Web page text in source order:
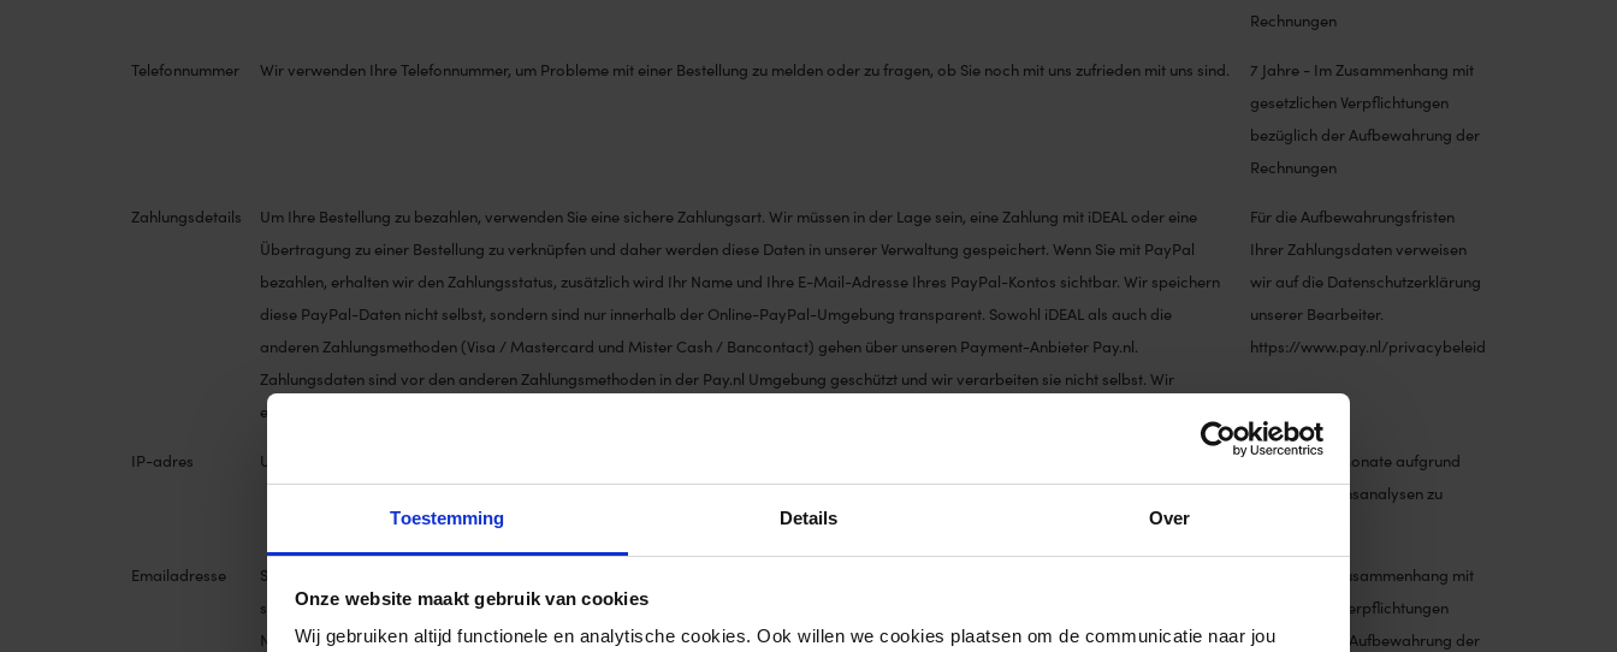
Toestemming Details Over
Onze website maakt gebruik van cookies
Wij gebruiken altijd functionele en analytische cookies. Ook willen we cookies plaatsen om de communicatie naar jou
Rechnungen
Telefonnummer Wir verwenden Ihre Telefonnummer, um Probleme mit einer Bestellung zu melden oder zu fragen, ob Sie noch mit uns zufrieden mit uns sind.
7 Jahre - Im Zusammenhang mit
gesetzlichen Verpflichtungen
bezüglich der Aufbewahrung der
Rechnungen
Zahlungsdetails
Um Ihre Bestellung zu bezahlen, verwenden Sie eine sichere Zahlungsart. Wir müssen in der Lage sein, eine Zahlung mit iDEAL oder eine
Übertragung zu einer Bestellung zu verknüpfen und daher werden diese Daten in unserer Verwaltung gespeichert. Wenn Sie mit PayPal
bezahlen, erhalten wir den Zahlungsstatus, zusätzlich wird Ihr Name und Ihre E-Mail-Adresse Ihres PayPal-Kontos sichtbar. Wir speichern
diese PayPal-Daten nicht selbst, sondern sind nur innerhalb der Online-PayPal-Umgebung transparent. Sowohl iDEAL als auch die
anderen Zahlungsmethoden (Visa / Mastercard und Mister Cash / Bancontact) gehen über unseren Payment-Anbieter Pay.nl.
Zahlungsdaten sind vor den anderen Zahlungsmethoden in der Pay.nl Umgebung geschützt und wir verarbeiten sie nicht selbst. Wir
erhalten nur eine Benachrichtigung, ob eine Zahlung abgeschlossen oder oder gelöscht/fehlgeschlagen ist
Für die Aufbewahrungsfristen
Ihrer Zahlungsdaten verweisen
wir auf die Datenschutzerklärung
unserer Bearbeiter.
https://www.pay.nl/privacybeleid
IP-adres Um sich an Ihre Präferenzen auf der Website zu erinnern oder um Betrug zu melden
Maximal 26 Monate aufgrund
von Verbrauchsanalysen zu
Emailadresse
Sie erhalten eine E-Mail, um Sie über Ihre Bestellung, die Rechnung und die Produkte, die Sie bei uns kaufen, zu informieren. Wenn Sie dies
selbst wählen, können wir Ihnen auch interessante Inhalte, gezielte Angebote oder unseren Newsletter zusenden. Möchten Sie unseren
Newsletter lieber nicht mehr erhalten? Melden Sie sich einfach über den Link am Ende der E-Mails oder über den Kundenservice ab.
7 Jahre - Im Zusammenhang mit
gesetzlichen Verpflichtungen
bezüglich der Aufbewahrung der